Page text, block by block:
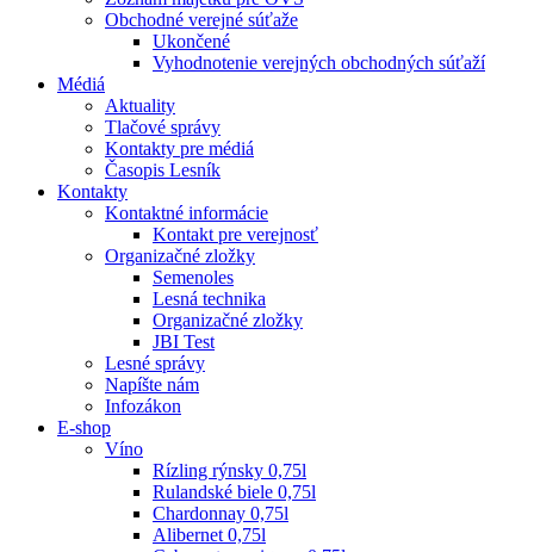
Obchodné verejné súťaže
Ukončené
Vyhodnotenie verejných obchodných súťaží
Médiá
Aktuality
Tlačové správy
Kontakty pre médiá
Časopis Lesník
Kontakty
Kontaktné informácie
Kontakt pre verejnosť
Organizačné zložky
Semenoles
Lesná technika
Organizačné zložky
JBI Test
Lesné správy
Napíšte nám
Infozákon
E-shop
Víno
Rízling rýnsky 0,75l
Rulandské biele 0,75l
Chardonnay 0,75l
Alibernet 0,75l